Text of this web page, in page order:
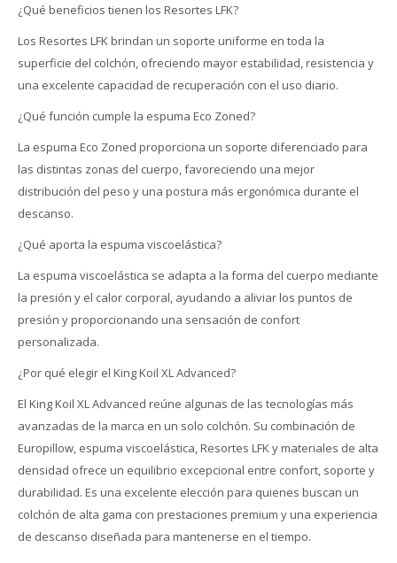
¿Qué beneficios tienen los Resortes LFK?
Los Resortes LFK brindan un soporte uniforme en toda la
superficie del colchón, ofreciendo mayor estabilidad, resistencia y
una excelente capacidad de recuperación con el uso diario.
¿Qué función cumple la espuma Eco Zoned?
La espuma Eco Zoned proporciona un soporte diferenciado para
las distintas zonas del cuerpo, favoreciendo una mejor
distribución del peso y una postura más ergonómica durante el
descanso.
¿Qué aporta la espuma viscoelástica?
La espuma viscoelástica se adapta a la forma del cuerpo mediante
la presión y el calor corporal, ayudando a aliviar los puntos de
presión y proporcionando una sensación de confort
personalizada.
¿Por qué elegir el King Koil XL Advanced?
El King Koil XL Advanced reúne algunas de las tecnologías más
avanzadas de la marca en un solo colchón. Su combinación de
Europillow, espuma viscoelástica, Resortes LFK y materiales de alta
densidad ofrece un equilibrio excepcional entre confort, soporte y
durabilidad. Es una excelente elección para quienes buscan un
colchón de alta gama con prestaciones premium y una experiencia
de descanso diseñada para mantenerse en el tiempo.